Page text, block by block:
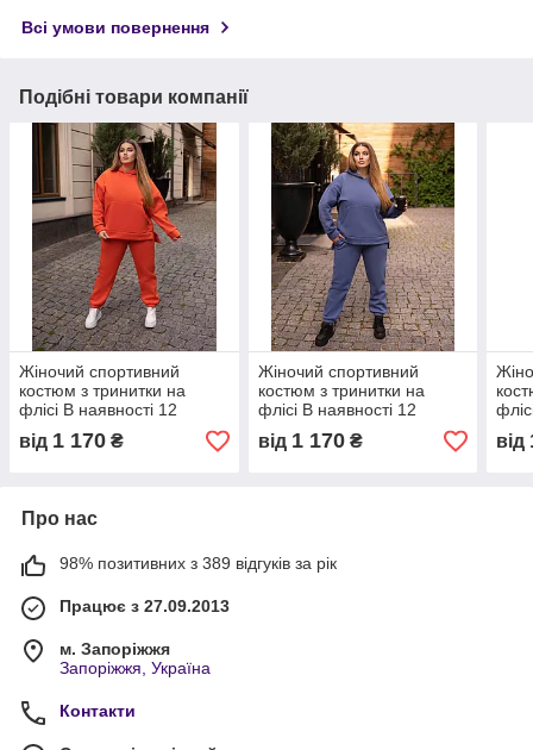
Всі умови повернення
Подібні товари компанії
Жіночий спортивний
костюм з тринитки на
флісі В наявності 12
кольорів Розміри 50-52,
54-56, 58-60, 62-64
від 1 170 ₴
Жіночий спортивний
костюм з тринитки на
флісі В наявності 12
кольорів Розміри 50-52,
54-56, 58-60, 62-64
від 1 170₴
54-
від
Про нас
98% позитивних з 389 відгуків за рік
Працює з 27.09.2013
м. Запоріжжя
Запоріжжя, Україна
Контакти